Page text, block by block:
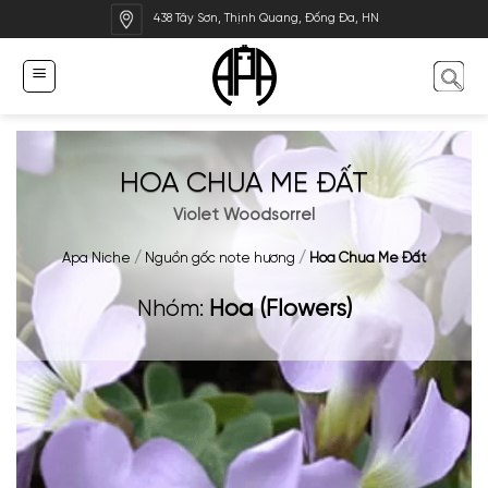
qua
dung
438 Tây Sơn, Thịnh Quang, Đống Đa, HN
HOA CHUA ME ĐẤT
Violet Woodsorrel
Apa Niche / Nguồn gốc note hương / Hoa Chua Me Đất
Nhóm: Hoa (Flowers)